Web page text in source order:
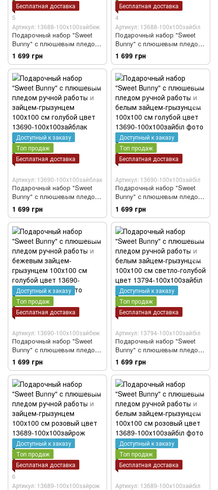
Бесплатная доставка
5
Артикул: 13688-100х100зайбеж
Подарочный набор "Sweet
Bunny" с плюшевым пледом
ручной работы и зайцем-
грызунцем бежевым 100х100
см светло-бежевый цвет
1 699 грн
Бесплатная доставка
4
Артикул: 13688-100х100зайбіл
Подарочный набор "Sweet
Bunny" с плюшевым пледом
ручной работы и зайцем-
грызунцем белым 100х100 см
светло-бежевый цвет
1 699 грн
Доступный к заказу
Топ продаж
Бесплатная доставка
Артикул: 13690-100х100зайблак
Подарочный набор "Sweet
Bunny" с плюшевым пледом
ручной работы и зайцем-
грызунцем 100х100 см
голубой цвет
1 699 грн
Доступный к заказу
Топ продаж
Бесплатная доставка
Артикул: 13690-100х100зайбіл
Подарочный набор "Sweet
Bunny" с плюшевым пледом
ручной работы и белым
зайцем-грызунцем 100х100 см
голубой цвет
1 699 грн
Доступный к заказу
Топ продаж
Бесплатная доставка
Артикул: 13690-100х100зайбеж
Подарочный набор "Sweet
Bunny" с плюшевым пледом
ручной работы и бежевым
зайцем-грызунцем 100х100 см
голубой цвет
1 699 грн
Доступный к заказу
Топ продаж
Бесплатная доставка
Артикул: 13794-100х100зайбіл
Подарочный набор "Sweet
Bunny" с плюшевым пледом
ручной работы и белым
зайцем-грызунцем 100х100 см
светло-голубой цвет
1 699 грн
Доступный к заказу
Топ продаж
Бесплатная доставка
6
Артикул: 13689-100х100зайрож
Доступный к заказу
Топ продаж
Бесплатная доставка
Артикул: 13689-100х100зайбіл